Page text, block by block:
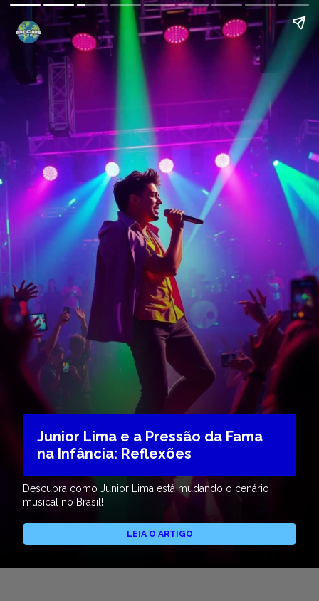
Junior Lima e a Pressão da Fama
na Infância: Reflexões
Descubra como Junior Lima está mudando o cenário
musical no Brasil!
LEIA O ARTIGO